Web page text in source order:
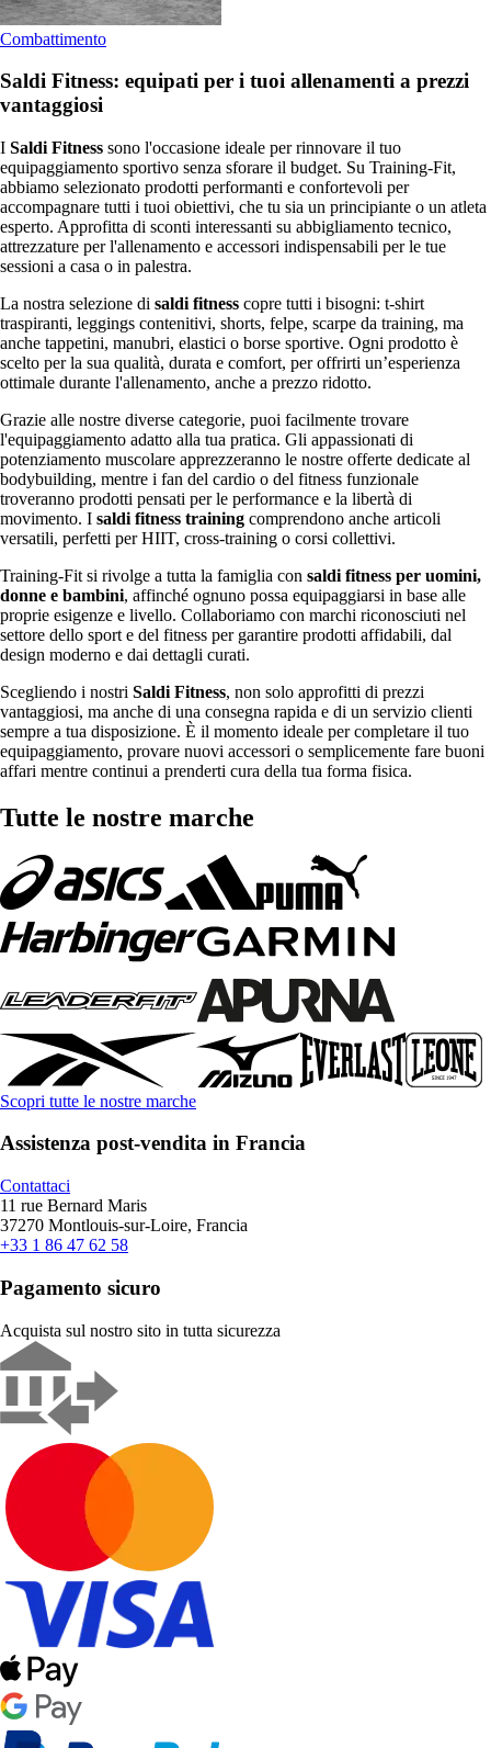
Combattimento
Saldi Fitness: equipati per i tuoi allenamenti a prezzi
vantaggiosi
I Saldi Fitness sono l'occasione ideale per rinnovare il tuo
equipaggiamento sportivo senza sforare il budget. Su Training-Fit,
abbiamo selezionato prodotti performanti e confortevoli per
accompagnare tutti i tuoi obiettivi, che tu sia un principiante o un atleta
esperto. Approfitta di sconti interessanti su abbigliamento tecnico,
attrezzature per l'allenamento e accessori indispensabili per le tue
sessioni a casa o in palestra.
La nostra selezione di saldi fitness copre tutti i bisogni: t-shirt
traspiranti, leggings contenitivi, shorts, felpe, scarpe da training, ma
anche tappetini, manubri, elastici o borse sportive. Ogni prodotto è
scelto per la sua qualità, durata e comfort, per offrirti un’esperienza
ottimale durante l'allenamento, anche a prezzo ridotto.
Grazie alle nostre diverse categorie, puoi facilmente trovare
l'equipaggiamento adatto alla tua pratica. Gli appassionati di
potenziamento muscolare apprezzeranno le nostre offerte dedicate al
bodybuilding, mentre i fan del cardio o del fitness funzionale
troveranno prodotti pensati per le performance e la libertà di
movimento. I saldi fitness training comprendono anche articoli
versatili, perfetti per HIIT, cross-training o corsi collettivi.
Training-Fit si rivolge a tutta la famiglia con saldi fitness per uomini,
donne e bambini, affinché ognuno possa equipaggiarsi in base alle
proprie esigenze e livello. Collaboriamo con marchi riconosciuti nel
settore dello sport e del fitness per garantire prodotti affidabili, dal
design moderno e dai dettagli curati.
Scegliendo i nostri Saldi Fitness, non solo approfitti di prezzi
vantaggiosi, ma anche di una consegna rapida e di un servizio clienti
sempre a tua disposizione. È il momento ideale per completare il tuo
equipaggiamento, provare nuovi accessori o semplicemente fare buoni
affari mentre continui a prenderti cura della tua forma fisica.
Tutte le nostre marche
Scopri tutte le nostre marche
Assistenza post-vendita in Francia
Contattaci
11 rue Bernard Maris
37270 Montlouis-sur-Loire, Francia
+33 1 86 47 62 58
Pagamento sicuro
Acquista sul nostro sito in tutta sicurezza